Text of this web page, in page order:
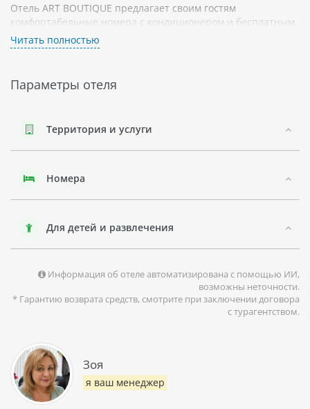
Отель ART BOUTIQUE предлагает своим гостям
комфортабельные номера с кондиционером и бесплатным
Wi-Fi. В каждом номере есть такие удобства, как телевизор
с плоским экраном, сейф и мини-бар. В ванных комнатах
центр, спа-салон, ресторан и бар. Также здесь можно
достопримечательности города Нячанг. Этот регион
плаванием, катанием на водных лыжах и другими водными
видами спорта. Также можно посетить музеи, рынки и
храмы.
В целом, отель ART BOUTIQUE – это отличное место для
туристов, которые хотят насладиться комфортом и
удобствами в центре города Нячанг.
Читать полностью
Параметры отеля
Территория и услуги
Номера
Для детей и развлечения
Информация об отеле автоматизирована с помощью ИИ,
возможны неточности.
* Гарантию возврата средств, смотрите при заключении договора
с турагентством.
Зоя
я ваш менеджер